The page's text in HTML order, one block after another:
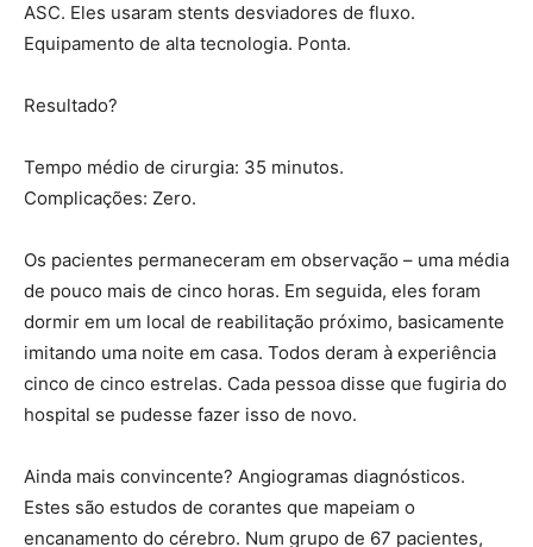
ASC. Eles usaram stents desviadores de fluxo.
Equipamento de alta tecnologia. Ponta.
Resultado?
Tempo médio de cirurgia: 35 minutos.
Complicações: Zero.
Os pacientes permaneceram em observação – uma média
de pouco mais de cinco horas. Em seguida, eles foram
dormir em um local de reabilitação próximo, basicamente
imitando uma noite em casa. Todos deram à experiência
cinco de cinco estrelas. Cada pessoa disse que fugiria do
hospital se pudesse fazer isso de novo.
Ainda mais convincente? Angiogramas diagnósticos.
Estes são estudos de corantes que mapeiam o
encanamento do cérebro. Num grupo de 67 pacientes,